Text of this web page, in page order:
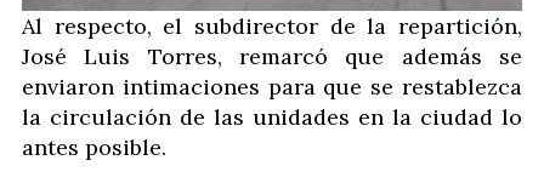
Al respecto, el subdirector de la repartición,
José Luis Torres, remarcó que además se
enviaron intimaciones para que se restablezca
la circulación de las unidades en la ciudad lo
antes posible.